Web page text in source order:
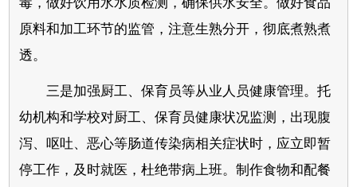
原料和加工环节的监管，注意生熟分开，彻底煮熟煮
透。
三是加强厨工、保育员等从业人员健康管理。托
幼机构和学校对厨工、保育员健康状况监测，出现腹
泻、呕吐、恶心等肠道传染病相关症状时，应立即暂
停工作，及时就医，杜绝带病上班。制作食物和配餐